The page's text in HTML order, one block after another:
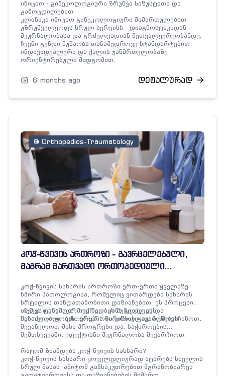
ინიციო - გინეკოლოგიური ზრუნვა სიზუსტითა და
გამოცდილებით
კლინიკა ინიციო გინეკოლოგიური მიმართულებით
უზრუნველყოფს სრულ სერვისს - დიაგნოსტიკიდან
მკურნალობასა და გრძელვადიან მეთვალყურეობამდე.
ჩვენი გუნდი მუშაობს თანამედროვე სტანდარტებით,
ინდივიდუალური და ქალის ჯანმრთელობაზე
ორიენტირებული მიდგომით.
6 months ago დეტალურად
Orthopedics-Traumatology
კოჭ-წვივის ართროზი - გავრცელებული,
მაგრამ მართვადი ორთოპედიული
კოჭ-წვივის სახსრის ართროზი ერთ-ერთი ყველაზე
ხშირი პათოლოგიაა, რომელიც ვითარდება სახსრის
ხრტილის თანდათანობითი დაზიანებით. ეს პროცესი
იწვევს ტკივილს, მოძრაობის შეზღუდვას და
საბოლოოდ - ცხოვრების ხარისხის გაუარესებას.
თუმცა თანამედროვე მედიცინა გვაძლევს
შესაძლებლობას, ართროზი დროულად აღმოვაჩინოთ,
შევანელოთ მისი პროგრესი და, საჭიროების
შემთხვევაში, ეფექტიანი მკურნალობა შევარჩიოთ.
რატომ ზიანდება კოჭ-წვივის სახსარი?
კოჭ-წვივის სახსარი ყოველდღიურად ატარებს სხეულის
სრულ მასას, ამიტომ განსაკუთრებით მგრძნობიარეა